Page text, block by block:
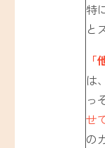
特
と
は
っ
せ
の